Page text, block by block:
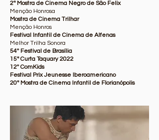
2ª Mostra de Cinema Negro de São Felix
Menção Honrosa
Mostra de Cinema Trilhar
Menção Honros
Festival Infantil de Cinema de Alfenas
Melhor Trilha Sonora
54º Festival de Brasília
15ª Curta Taquary 2022
12º ComKids
Festival Prix Jeunesse Iberoamericano
20ª Mostra de Cinema Infantil de Florianópolis